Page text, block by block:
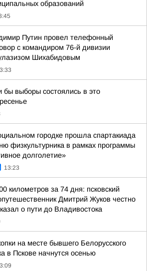
образований
Путин провел телефонный
с командиром 76-й дивизии
Шихабидовым
бы выборы состоялись в это
городке прошла спартакиада
физкультурника в рамках программы
долголетие»
13:23
километров за 74 дня: псковский
Дмитрий Жуков честно
о пути до Владивостока
на месте бывшего Белорусского
в Пскове начнутся осенью